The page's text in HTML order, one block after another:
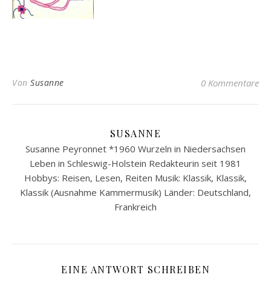
Von Susanne 0 Kommentare
SUSANNE
Susanne Peyronnet *1960 Wurzeln in Niedersachsen
Leben in Schleswig-Holstein Redakteurin seit 1981
Hobbys: Reisen, Lesen, Reiten Musik: Klassik, Klassik,
Klassik (Ausnahme Kammermusik) Länder: Deutschland,
Frankreich
EINE ANTWORT SCHREIBEN